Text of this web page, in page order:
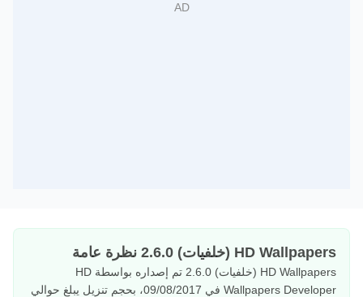
HD Wallpapers (خلفيات) 2.6.0 نظرة عامة
HD Wallpapers (خلفيات) 2.6.0 تم إصداره بواسطة HD
Wallpapers Developer في 09/08/2017، بحجم تنزيل يبلغ حوالي